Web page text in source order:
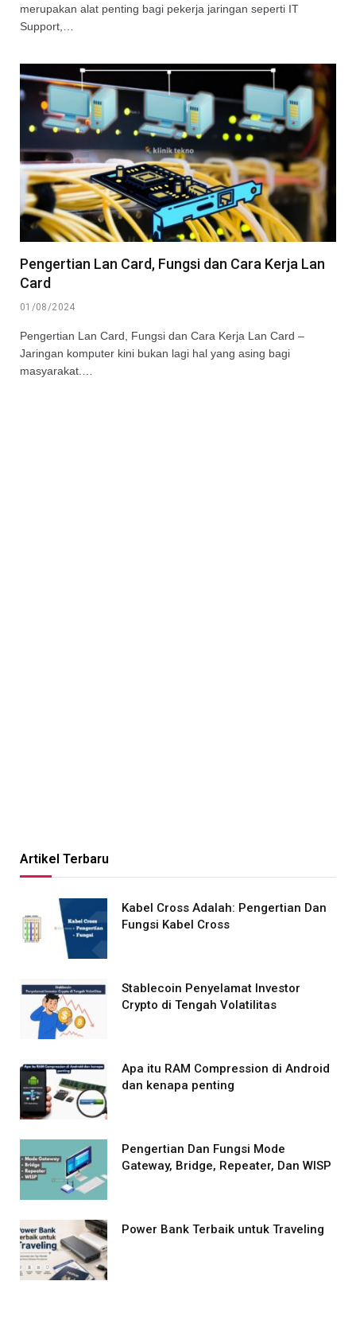
merupakan alat penting bagi pekerja jaringan seperti IT
Support,…
Pengertian Lan Card, Fungsi dan Cara Kerja Lan
Card
01/08/2024
Pengertian Lan Card, Fungsi dan Cara Kerja Lan Card –
Jaringan komputer kini bukan lagi hal yang asing bagi
masyarakat.…
Artikel Terbaru
Kabel Cross Adalah: Pengertian Dan
Fungsi Kabel Cross
Stablecoin Penyelamat Investor
Crypto di Tengah Volatilitas
Apa itu RAM Compression di Android
dan kenapa penting
Pengertian Dan Fungsi Mode
Gateway, Bridge, Repeater, Dan WISP
Power Bank Terbaik untuk Traveling